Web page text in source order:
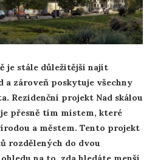
je stále důležitější najít
zároveň poskytuje všechny
Rezidenční projekt Nad skálou
přesně tím místem, které
a městem. Tento projekt
rozdělených do dvou